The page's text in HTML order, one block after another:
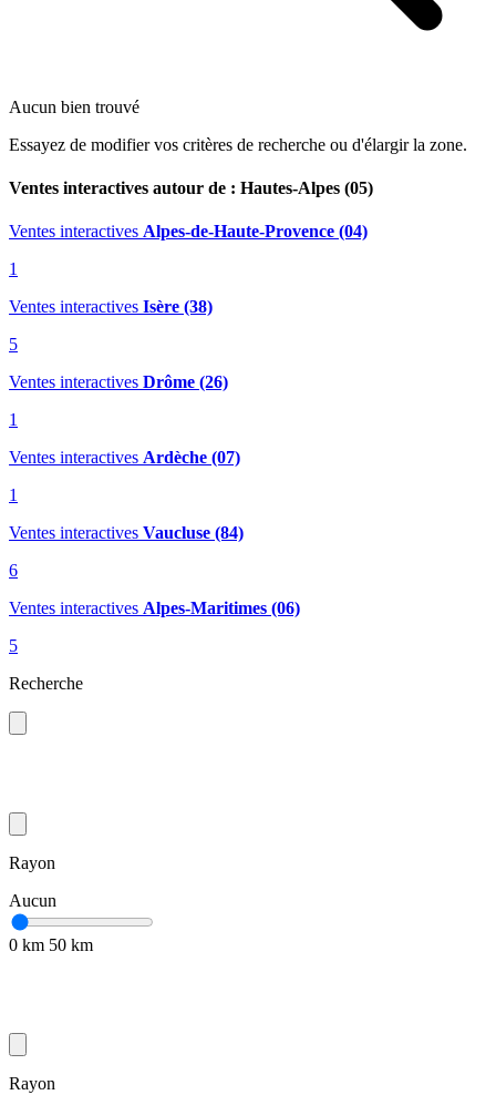
Aucun bien trouvé
Essayez de modifier vos critères de recherche ou d'élargir la zone.
Ventes interactives autour de : Hautes-Alpes (05)
Ventes interactives Alpes-de-Haute-Provence (04)
1
Ventes interactives Isère (38)
5
Ventes interactives Drôme (26)
1
Ventes interactives Ardèche (07)
1
Ventes interactives Vaucluse (84)
6
Ventes interactives Alpes-Maritimes (06)
5
Recherche
Rayon
Aucun
0 km 50 km
Rayon